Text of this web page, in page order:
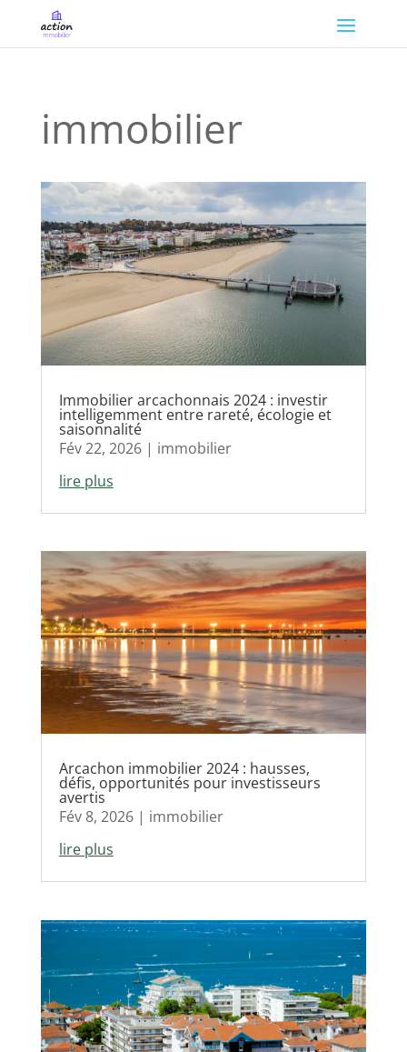
immobilier
Immobilier arcachonnais 2024 : investir
intelligemment entre rareté, écologie et
saisonnalité
Fév 22, 2026| immobilier
lire plus
Arcachon immobilier 2024 : hausses,
défis, opportunités pour investisseurs
avertis
Fév 8, 2026| immobilier
lire plus